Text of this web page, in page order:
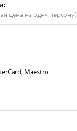
цена на одну персону)
Maestro